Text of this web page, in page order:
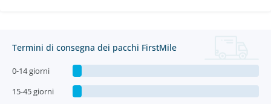
Termini di consegna dei pacchi FirstMile
0-14 giorni
15-45 giorni